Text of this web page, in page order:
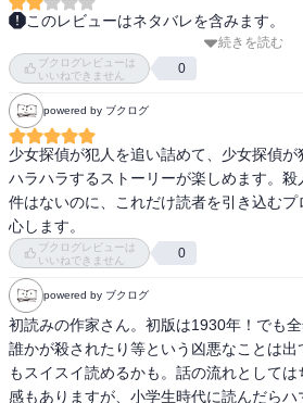
このレビューはネタバレを含みます。
Judy Moody（ジュディ・モ－ド）シリー
ンのナンシー・ドルーシリーズが言及さ
読んでみた。
1930年（昭和5年）にアメリカで出版され
ようでアメリカでは広く親しまれている児
まぁそういう文脈でJudy Moodyにも出て
時に聞いたことない作品だな・・・？と思
っかけとなった。
流石に人気シリーズなだけあって面白かっ
個人的には登場人物の名前を覚えるのが苦
名前が覚えづらいので最初こそ読むのに苦
プルだし、読者が「こういう展開になった
通りにストーリーが展開してくれるので
そのあたりはさすが児童文学といったとこ
続きを読む
ブクログレビューは
いいねできません
0
powered by ブクログ
少女探偵が犯人を追い詰めて、少女探偵が
ハラハラするストーリーが楽しめます。
件はないのに、これだけ読者を引き込む
心します。
ブクログレビューは
いいねできません
0
powered by ブクログ
初読みの作家さん。初版は1930年！でも全
誰かが殺されたり等という凶悪なことは
もスイスイ読めるかも。話の流れとして
感もありますが、小学生時代に読んだら